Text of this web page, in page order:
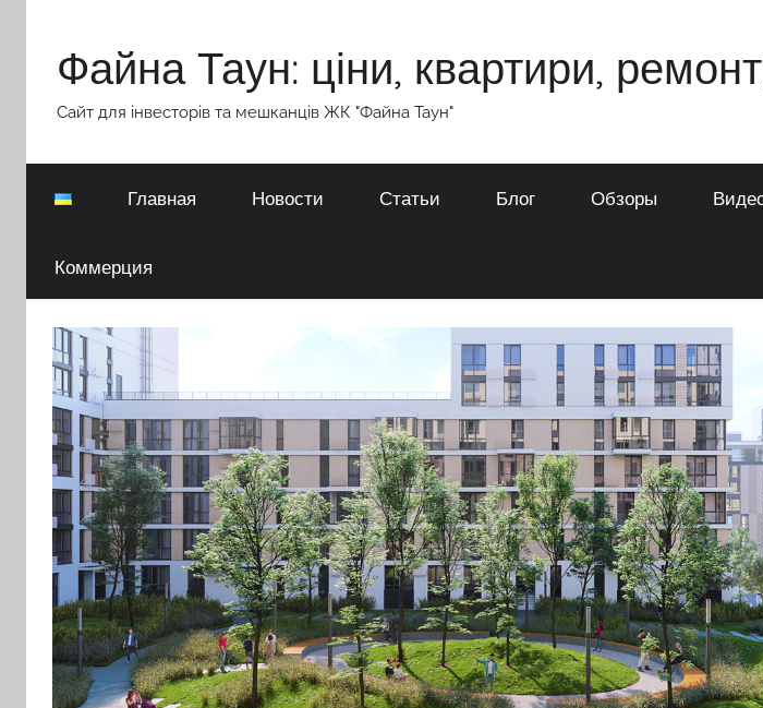
содержимому
Файна Таун: ціни, квартири,
Сайт для інвесторів та мешканців ЖК "Файна Таун"
Главная Новости Статьи Блог Обзоры
Коммерция